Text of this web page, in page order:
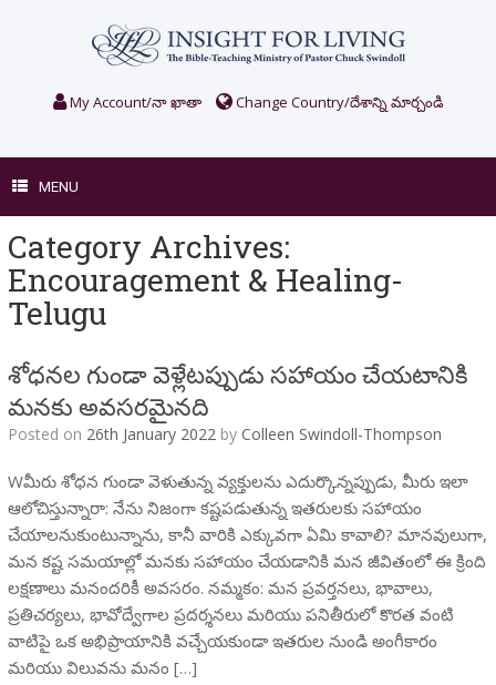
My Account/నా ఖాతా Change Country/దేశాన్ని మార్చండి
MENU
Category Archives:
Encouragement & Healing-
Telugu
శోధనల గుండా వెళ్లేటప్పుడు సహాయం చేయటానికి
మనకు అవసరమైనది
Posted on 26th January 2022 by Colleen Swindoll-Thompson
Wమీరు శోధన గుండా వెళుతున్న వ్యక్తులను ఎదుర్కొన్నప్పుడు, మీరు ఇలా
ఆలోచిస్తున్నారా: నేను నిజంగా కష్టపడుతున్న ఇతరులకు సహాయం
చేయాలనుకుంటున్నాను, కానీ వారికి ఎక్కువగా ఏమి కావాలి? మానవులుగా,
మన కష్ట సమయాల్లో మనకు సహాయం చేయడానికి మన జీవితంలో ఈ క్రింది
లక్షణాలు మనందరికీ అవసరం. నమ్మకం: మన ప్రవర్తనలు, భావాలు,
ప్రతిచర్యలు, భావోద్వేగాల ప్రదర్శనలు మరియు పనితీరులో కొరత వంటి
వాటిపై ఒక అభిప్రాయానికి వచ్చేయకుండా ఇతరుల నుండి అంగీకారం
మరియు విలువను మనం […]